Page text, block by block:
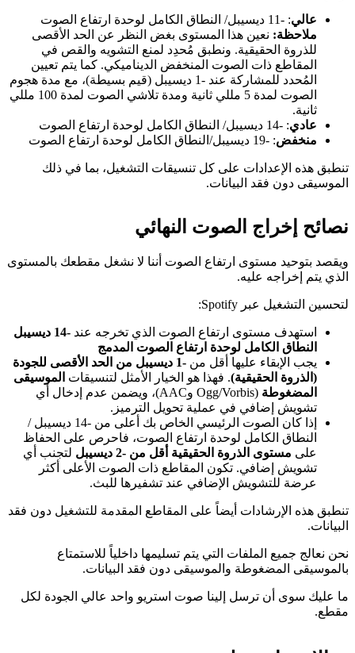
عالي: -11 ديسيبل/ النطاق الكامل لوحدة ارتفاع الصوت
ملاحظة: نعين هذا المستوى بغض النظر عن الحد الأقصى
للذروة الحقيقية. ونطبق مُحدِد لمنع التشويه والقص في
المقاطع ذات الصوت المنخفض الديناميكي. كما يتم تعيين
المُحدد للمشاركة عند -1 ديسيبل (قيم بسيطة)، مع مدة هجوم
الصوت لمدة 5 مللي ثانية ومدة تلاشي الصوت لمدة 100 مللي
ثانية.
عادي: -14 ديسيبل/ النطاق الكامل لوحدة ارتفاع الصوت
منخفض: -19 ديسيبل/النطاق الكامل لوحدة ارتفاع الصوت
تنطبق هذه الإعدادات على كل تنسيقات التشغيل، بما في ذلك
الموسيقى دون فقد البيانات.
نصائح إخراج الصوت النهائي
ويقصد بتوحيد مستوى ارتفاع الصوت أننا لا نشغل مقطعك بالمستوى
الذي يتم إخراجه عليه.
لتحسين التشغيل عبر Spotify:
استهدف مستوى ارتفاع الصوت الذي تخرجه عند
-14 ديسيبل
النطاق الكامل لوحدة ارتفاع الصوت المدمج
يجب الإبقاء عليها أقل من
-1 ديسيبل من الحد الأقصى للجودة
(الذروة الحقيقية). فهذا هو الخيار الأمثل لتنسيقات الموسيقى
المضغوطة
(Ogg/Vorbis وAAC)، ويضمن عدم إدخال أي
تشويش إضافي في عملية تحويل الترميز.
إذا كان الصوت الرئيسي الخاص بك أعلى من -14 ديسيبل /
النطاق الكامل لوحدة ارتفاع الصوت، فاحرص على الحفاظ
على مستوى الذروة الحقيقية أقل من -2 ديسيبل
لتجنب أي
تشويش إضافي. تكون المقاطع ذات الصوت الأعلى أكثر
عرضة للتشويش الإضافي عند تشفيرها للبث.
تنطبق هذه الإرشادات أيضاً على المقاطع المقدمة للتشغيل دون فقد
البيانات.
نحن نعالج جميع الملفات التي يتم تسليمها داخلياً للاستمتاع
بالموسيقى المضغوطة والموسيقى دون فقد البيانات.
ما عليك سوى أن ترسل إلينا صوت استريو واحد عالي الجودة لكل
مقطع.